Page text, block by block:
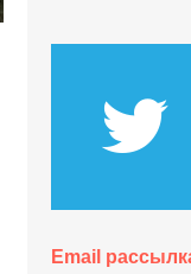
Email